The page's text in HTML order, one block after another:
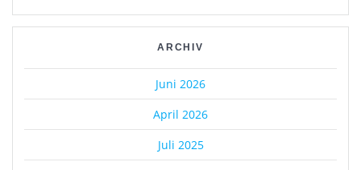
ARCHIV
Juni 2026
April 2026
Juli 2025